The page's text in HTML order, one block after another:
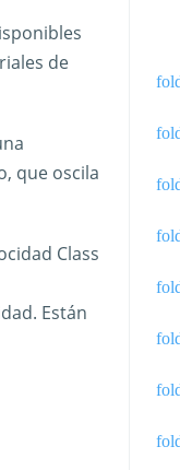
de
que oscila
Class
Están